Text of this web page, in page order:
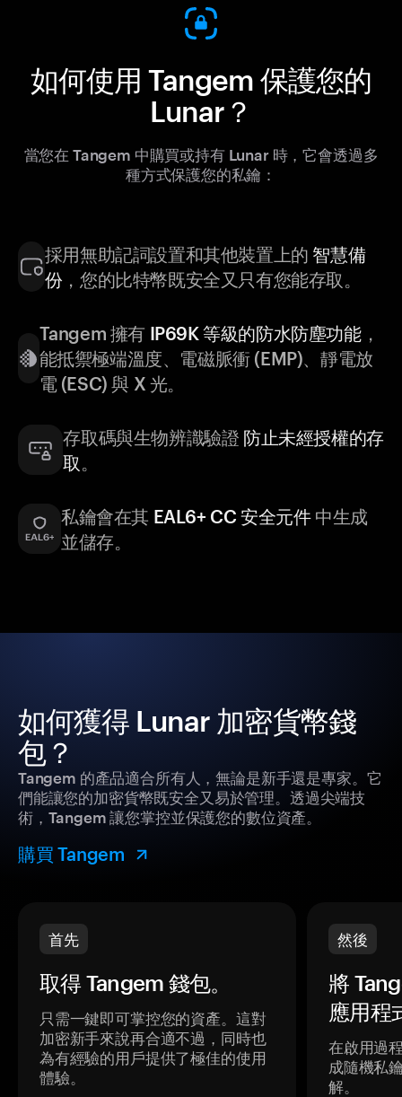
如何使用 Tangem 保護您的
Lunar？
當您在 Tangem 中購買或持有 Lunar 時，它會透過多
種方式保護您的私鑰：
採用無助記詞設置和其他裝置上的 智慧備
份，您的比特幣既安全又只有您能存取。
Tangem 擁有 IP69K 等級的防水防塵功能，
能抵禦極端溫度、電磁脈衝 (EMP)、靜電放
電 (ESC) 與 X 光。
存取碼與生物辨識驗證 防止未經授權的存
取 。
私鑰會在其 EAL6+ CC 安全元件中生成
並儲存。
如何獲得 Lunar 加密貨幣錢
包？
Tangem 的產品適合所有人，無論是新手還是專家。它
們能讓您的加密貨幣既安全又易於管理。透過尖端技
術，Tangem 讓您掌控並保護您的數位資產。
購買 Tangem
首先
取得 Tangem 錢包。
只需一鍵即可掌控您的資產。這對
加密新手來說再合適不過，同時也
為有經驗的用戶提供了極佳的使用
體驗。
然後
將
應用程
在啟用過
成隨機私
解。